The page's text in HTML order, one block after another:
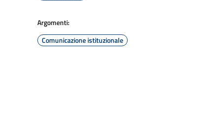
Argomenti:
Comunicazione istituzionale